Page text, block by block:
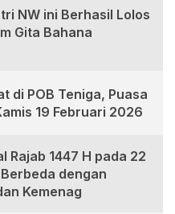
NW ini Berhasil Lolos
Gita Bahana
di POB Teniga, Puasa
19 Februari 2026
Rajab 1447 H pada 22
dengan
Kemenag